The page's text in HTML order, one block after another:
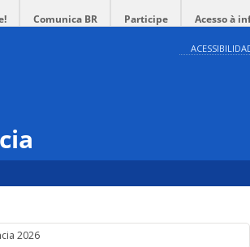
Comunica BR Participe Acesso à
2026